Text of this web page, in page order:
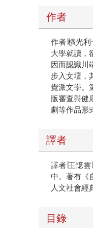
作者
作者∣橫光
大學就讀，
因而認識川
步入文壇，
覺派文學。
版審查與健
劇等作品形
譯者
譯者∣王憶
中。著有《
人文社會經
目錄